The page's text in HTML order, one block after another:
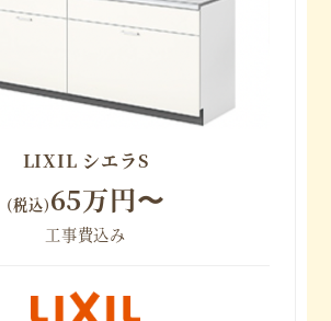
LIXIL シエラS
(税込)65万円〜
工事費込み